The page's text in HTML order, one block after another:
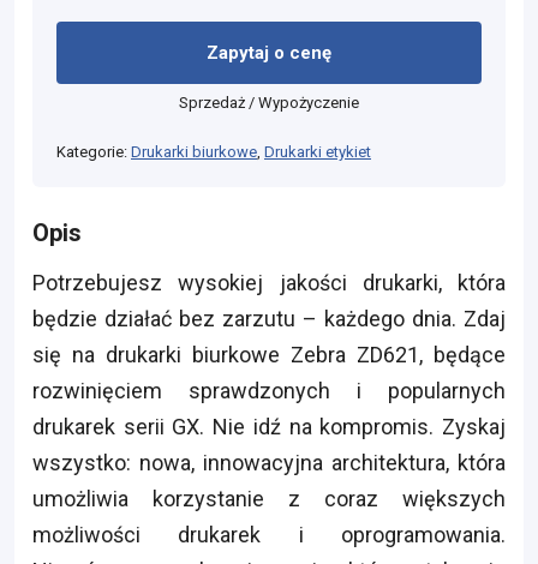
Zapytaj o cenę
Sprzedaż / Wypożyczenie
Kategorie: Drukarki biurkowe Drukarki etykiet
Opis
Potrzebujesz wysokiej jakości drukarki, która
będzie działać bez zarzutu – każdego dnia. Zdaj
się na drukarki biurkowe Zebra ZD621, będące
rozwinięciem sprawdzonych i popularnych
drukarek serii GX. Nie idź na kompromis. Zyskaj
wszystko: nowa, innowacyjna architektura, która
umożliwia korzystanie z coraz większych
możliwości drukarek i oprogramowania.